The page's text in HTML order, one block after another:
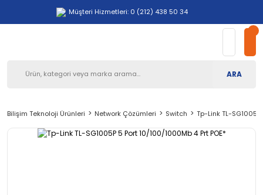
Müşteri Hizmetleri: 0 (212) 438 50 34
ARA
Bilişim Teknoloji Ürünleri Network Çözümleri Switch Tp-Link TL-